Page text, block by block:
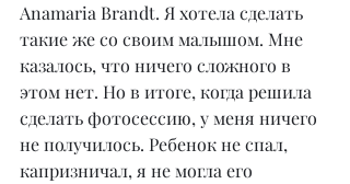
Anamaria Brandt. Я хотела сделать
такие же со своим малышом. Мне
казалось, что ничего сложного в
этом нет. Но в итоге, когда решила
сделать фотосессию, у меня ничего
не получилось. Ребенок не спал,
капризничал, я не могла его